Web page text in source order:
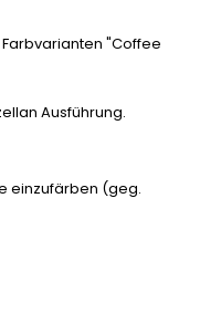
Ausführung.
einzufärben (geg.